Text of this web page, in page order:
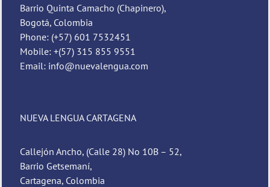
Barrio Quinta Camacho (Chapinero),
Bogotá, Colombia
Phone: (+57) 601 7532451
Mobile: +(57) 315 855 9551
Email: info@nuevalengua.com
NUEVA LENGUA CARTAGENA
Callejón Ancho, (Calle 28) No 10B – 52,
Barrio Getsemaní,
Cartagena, Colombia